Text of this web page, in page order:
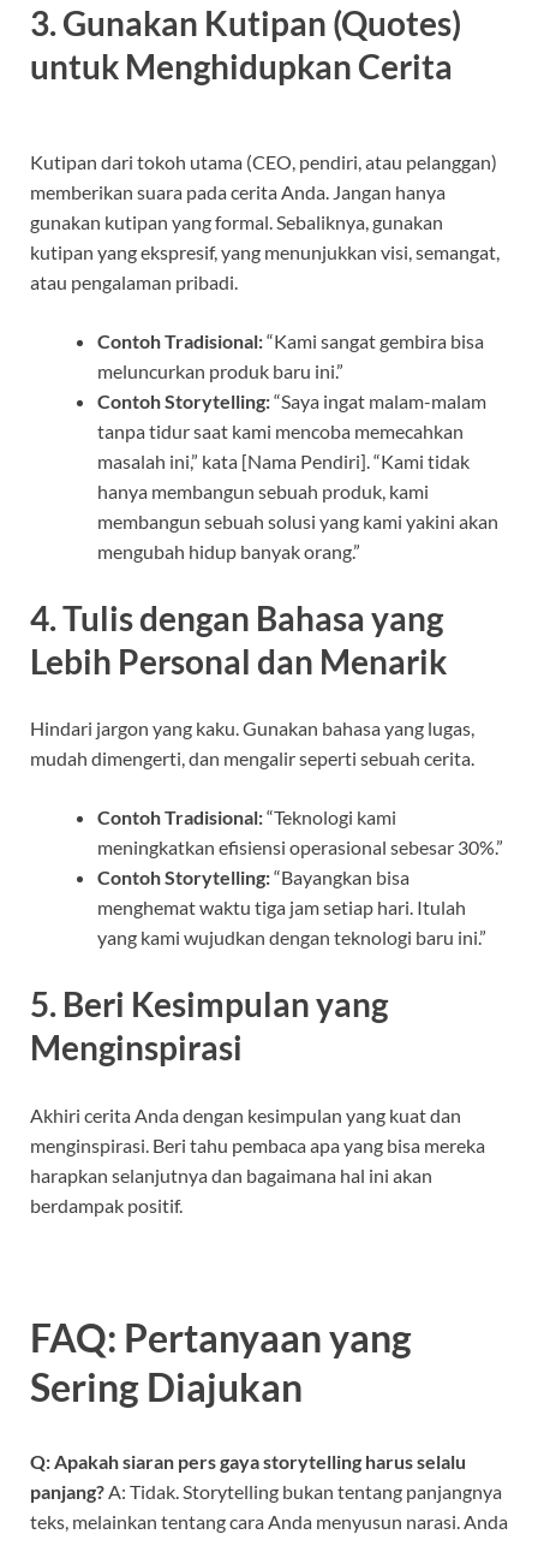
3. Gunakan Kutipan (Quotes)
untuk Menghidupkan Cerita
Kutipan dari tokoh utama (CEO, pendiri, atau pelanggan)
memberikan suara pada cerita Anda. Jangan hanya
gunakan kutipan yang formal. Sebaliknya, gunakan
kutipan yang ekspresif, yang menunjukkan visi, semangat,
atau pengalaman pribadi.
Contoh Tradisional:“Kami sangat gembira bisa
meluncurkan produk baru ini.”
Contoh Storytelling:“Saya ingat malam-malam
tanpa tidur saat kami mencoba memecahkan
masalah ini,” kata [Nama Pendiri]. “Kami tidak
hanya membangun sebuah produk, kami
membangun sebuah solusi yang kami yakini akan
mengubah hidup banyak orang.”
4. Tulis dengan Bahasa yang
Lebih Personal dan Menarik
Hindari jargon yang kaku. Gunakan bahasa yang lugas,
mudah dimengerti, dan mengalir seperti sebuah cerita.
Contoh Tradisional:“Teknologi kami
meningkatkan efisiensi operasional sebesar 30%.”
Contoh Storytelling:“Bayangkan bisa
menghemat waktu tiga jam setiap hari. Itulah
yang kami wujudkan dengan teknologi baru ini.”
5. Beri Kesimpulan yang
Menginspirasi
Akhiri cerita Anda dengan kesimpulan yang kuat dan
menginspirasi. Beri tahu pembaca apa yang bisa mereka
harapkan selanjutnya dan bagaimana hal ini akan
berdampak positif.
FAQ: Pertanyaan yang
Sering Diajukan
Q: Apakah siaran pers gaya storytelling harus selalu
panjang?A: Tidak. Storytelling bukan tentang panjangnya
teks, melainkan tentang cara Anda menyusun narasi. Anda